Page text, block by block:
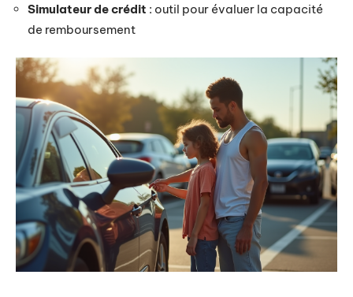
Simulateur de crédit : outil pour évaluer la capacité
de remboursement